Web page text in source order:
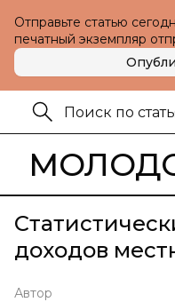
Отправьте статью
печатный экземпляр
доходов
Автор